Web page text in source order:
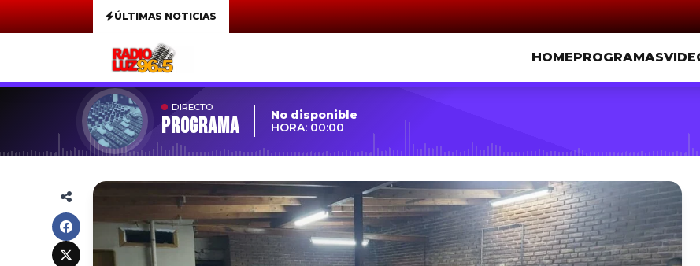
ÚLTIMAS NOTICIAS
HOMEPROGRAMAS
DIRECTO
Programa
No disponible
HORA: 00:00